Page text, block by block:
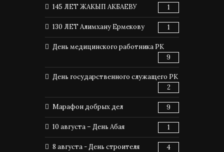
145 ЛЕТ ЖАКЫП АКБАЕВУ 1
130 ЛЕТ Алимхану Ермекову 1
День медицинского работника РК
9
День государственного служащего РК
2
Марафон добрых дел 9
10 августа – День Абая 1
8 августа - День строителя 4